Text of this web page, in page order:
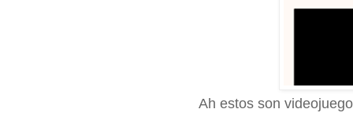
Ah estos son